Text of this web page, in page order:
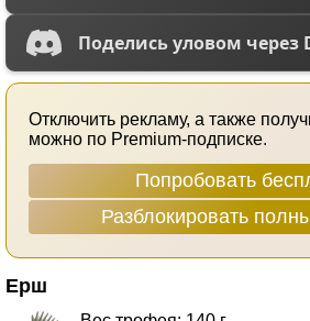
Поделись уловом через
Отключить рекламу, а также
можно по Premium-подписке.
Попробовать
Разблокировать
Ерш